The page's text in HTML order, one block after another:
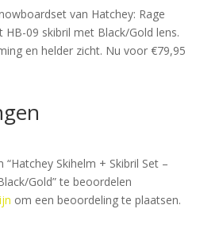
van Hatchey: Rage
09 skibril met Black/Gold lens.
en helder zicht. Nu voor €79,95
Skihelm + Skibril Set –
Gold” te beoordelen
om een beoordeling te plaatsen.